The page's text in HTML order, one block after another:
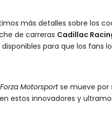
más detalles sobre los
de carreras Cadillac
para que los fans
Forza Motorsportse mueve por
estos innovadores y